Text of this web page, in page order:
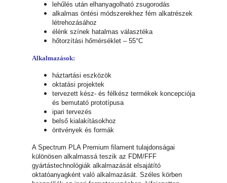
lehűlés után elhanyagolható zsugorodás
alkalmas öntési módszerekhez fém alkatrészek
létrehozásához
élénk színek hatalmas választéka
hőtorzítási hőmérséklet – 55°C
Alkalmazások:
háztartási eszközök
oktatási projektek
tervezett kész- és félkész termékek koncepciója
és bemutató prototípusa
ipari tervezés
belső kialakításokhoz
öntvények és formák
A Spectrum PLA Premium filament tulajdonságai
különösen alkalmassá teszik az FDM/FFF
gyártástechnológiák alkalmazását elsajátító
oktatóanyagként való alkalmazását. Széles körben